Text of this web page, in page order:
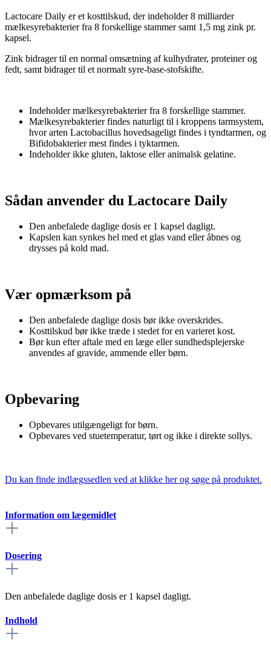
Lactocare Daily er et kosttilskud, der indeholder 8 milliarder
mælkesyrebakterier fra 8 forskellige stammer samt 1,5 mg zink pr.
kapsel.
Zink bidrager til en normal omsætning af kulhydrater, proteiner og
fedt, samt bidrager til et normalt syre-base-stofskifte.
Indeholder mælkesyrebakterier fra 8 forskellige stammer.
Mælkesyrebakterier findes naturligt til i kroppens tarmsystem,
hvor arten Lactobacillus hovedsageligt findes i tyndtarmen, og
Bifidobakterier mest findes i tyktarmen.
Indeholder ikke gluten, laktose eller animalsk gelatine.
Sådan anvender du Lactocare Daily
Den anbefalede daglige dosis er 1 kapsel dagligt.
Kapslen kan synkes hel med et glas vand eller åbnes og
drysses på kold mad.
Vær opmærksom på
Den anbefalede daglige dosis bør ikke overskrides.
Kosttilskud bør ikke træde i stedet for en varieret kost.
Bør kun efter aftale med en læge eller sundhedsplejerske
anvendes af gravide, ammende eller børn.
Opbevaring
Opbevares utilgængeligt for børn.
Opbevares ved stuetemperatur, tørt og ikke i direkte sollys.
Du kan finde indlægssedlen ved at klikke her og søge på produktet.
Information om lægemidlet
Dosering
Den anbefalede daglige dosis er 1 kapsel dagligt.
Indhold